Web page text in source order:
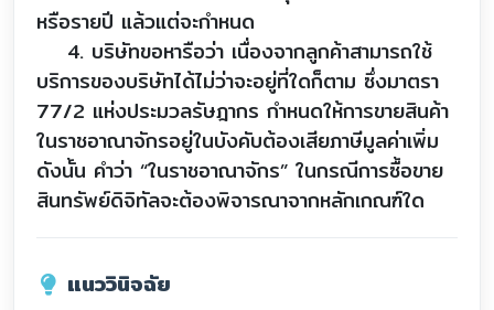
หรือรายปี แล้วแต่จะกำหนด
4. บริษัทขอหารือว่า เนื่องจากลูกค้าสามารถใช้
บริการของบริษัทได้ไม่ว่าจะอยู่ที่ใดก็ตาม ซึ่งมาตรา
77/2 แห่งประมวลรัษฎากร กำหนดให้การขายสินค้า
ในราชอาณาจักรอยู่ในบังคับต้องเสียภาษีมูลค่าเพิ่ม
ดังนั้น คำว่า “ในราชอาณาจักร” ในกรณีการซื้อขาย
สินทรัพย์ดิจิทัลจะต้องพิจารณาจากหลักเกณฑ์ใด
แนววินิจฉัย